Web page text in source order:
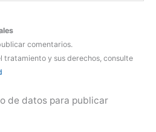
comentarios.
tratamiento y sus derechos, consulte
de datos para publicar